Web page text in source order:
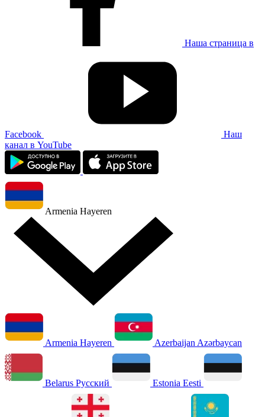
Наша страница в
Facebook
Наш
канал в YouTube
Armenia Hayeren
Armenia Hayeren Azerbaijan Azərbaycan
Belarus Русский Estonia Eesti